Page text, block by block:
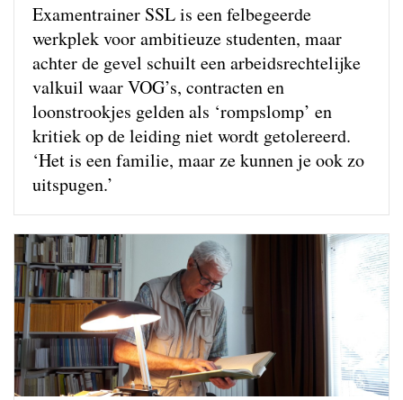
Examentrainer SSL is een felbegeerde
werkplek voor ambitieuze studenten, maar
achter de gevel schuilt een arbeidsrechtelijke
valkuil waar VOG’s, contracten en
loonstrookjes gelden als ‘rompslomp’ en
kritiek op de leiding niet wordt getolereerd.
‘Het is een familie, maar ze kunnen je ook zo
uitspugen.’